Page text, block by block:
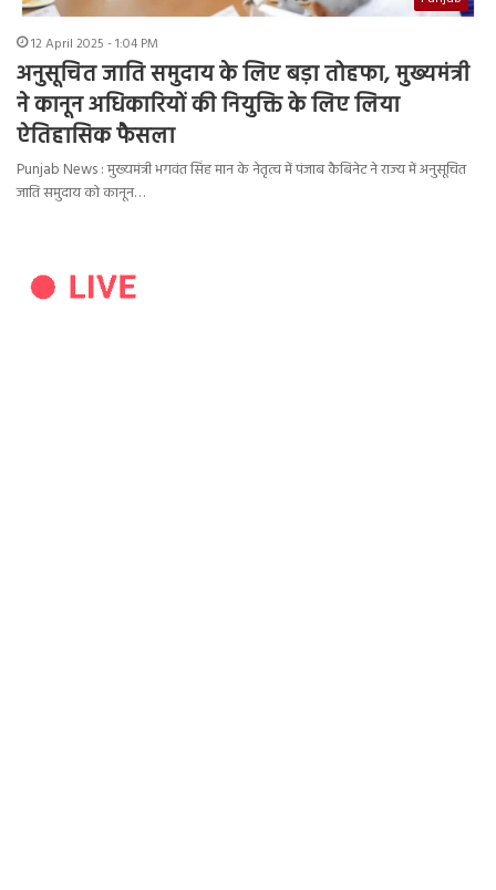
12 April 2025 - 1:04 PM
अनुसूचित जाति समुदाय के लिए बड़ा तोहफा, मुख्यमंत्री
ने कानून अधिकारियों की नियुक्ति के लिए लिया
ऐतिहासिक फैसला
Punjab News : मुख्यमंत्री भगवंत सिंह मान के नेतृत्व में पंजाब कैबिनेट ने राज्य में अनुसूचित
जाति समुदाय को कानून…